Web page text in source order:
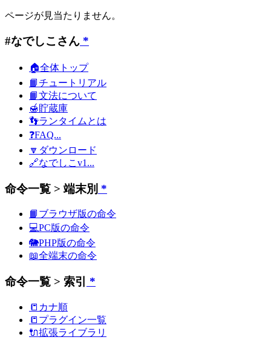
ページが見当たりません。
#なでしこさん *
🏠全体トップ
📙チュートリアル
📙文法について
🍯貯蔵庫
👣ランタイムとは
❓FAQ...
🔽ダウンロード
🔗なでしこv1...
命令一覧 > 端末別 *
📙ブラウザ版の命令
💻PC版の命令
🐘PHP版の命令
📖全端末の命令
命令一覧 > 索引 *
📒カナ順
📒プラグイン一覧
🔌拡張ライブラリ